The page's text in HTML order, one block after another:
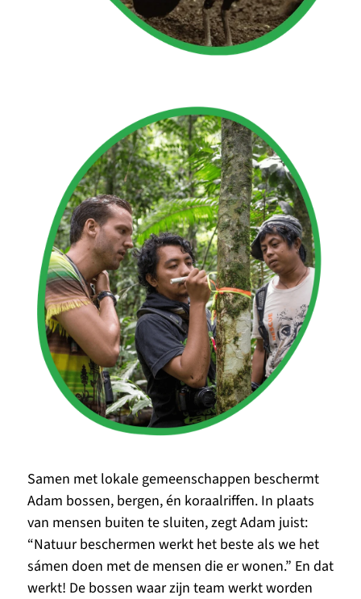
Samen met lokale gemeenschappen beschermt
Adam bossen, bergen, én koraalriffen. In plaats
van mensen buiten te sluiten, zegt Adam juist:
“Natuur beschermen werkt het beste als we het
sámen doen met de mensen die er wonen.” En dat
werkt! De bossen waar zijn team werkt worden